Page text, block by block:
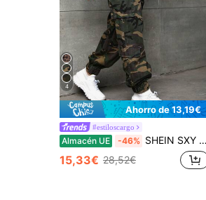
4
Ahorro de 13,19€
#estiloscargo
Almacén UE -46% SHEIN SXY Jeans cargo con estampado de camuflaje con bolsillo con solapa
15,33€ 28,52€